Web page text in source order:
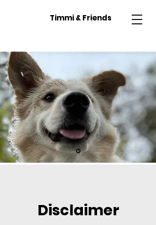
Timmi & Friends
Disclaimer